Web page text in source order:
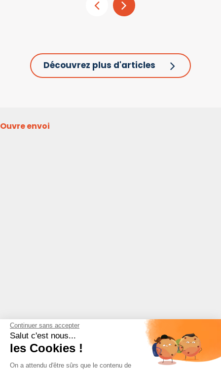
Découvrez plus d'articles
Ouvre envoi
Continuer sans accepter
Salut c'est nous...
les Cookies !
On a attendu d'être sûrs que le contenu de